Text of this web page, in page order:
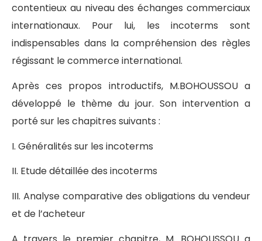
contentieux au niveau des échanges commerciaux
internationaux. Pour lui, les incoterms sont
indispensables dans la compréhension des règles
régissant le commerce international.
Après ces propos introductifs, M.BOHOUSSOU a
développé le thème du jour. Son intervention a
porté sur les chapitres suivants :
I. Généralités sur les incoterms
II. Etude détaillée des incoterms
III. Analyse comparative des obligations du vendeur
et de l’acheteur